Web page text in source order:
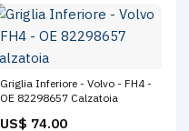
Griglia Inferiore - Volvo - FH4 -
OE 82298657 Calzatoia
US$ 74.00